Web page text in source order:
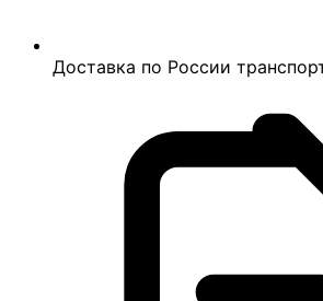
Доставка по России